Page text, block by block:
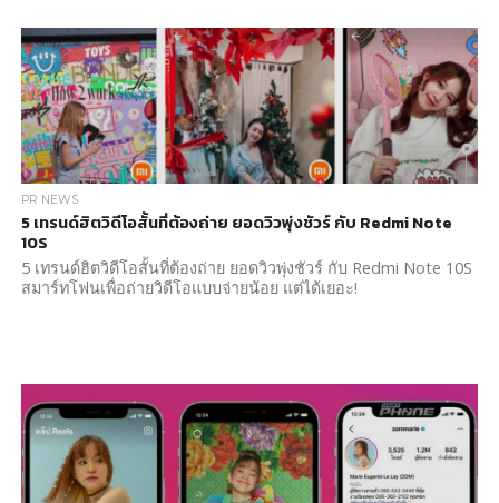
PR NEWS
5 เทรนด์ฮิตวิดีโอสั้นที่ต้องถ่าย ยอดวิวพุ่งชัวร์ กับ Redmi Note
10S
5 เทรนด์ฮิตวิดีโอสั้นที่ต้องถ่าย ยอดวิวพุ่งชัวร์ กับ Redmi Note 10S
สมาร์ทโฟนเพื่อถ่ายวิดีโอแบบจ่ายน้อย แต่ได้เยอะ!